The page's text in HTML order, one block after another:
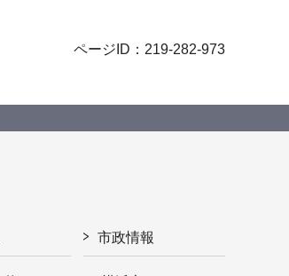
ページID：219-282-973
市政情報